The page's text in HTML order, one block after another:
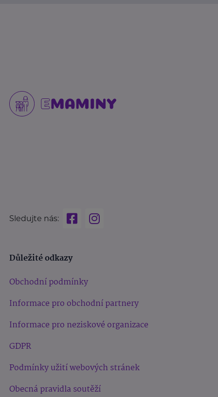
Sledujte nás:
Důležité odkazy
Obchodní podmínky
Informace pro obchodní partnery
Informace pro neziskové organizace
GDPR
Podmínky užití webových stránek
Obecná pravidla soutěží